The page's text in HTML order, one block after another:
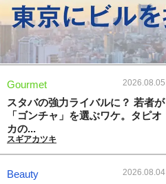
Gourmet 2026.08.05
スタバの強力ライバルに？ 若者が
「ゴンチャ」を選ぶワケ。タピオ
カの...
スギアカツキ
Beauty 2026.08.04